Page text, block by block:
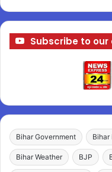
Subscribe to our
Bihar Government Bihar
Bihar Weather BJP